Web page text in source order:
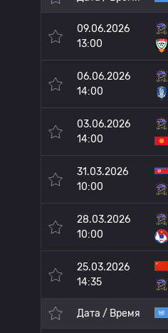
09.06.2026
13:00
06.06.2026
14:00
03.06.2026
14:00
31.03.2026
10:00
28.03.2026
10:00
25.03.2026
14:35
Дата / Время